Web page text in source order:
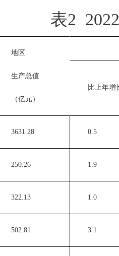
表2 2022
地区
生产总值
（亿元）
比上年增
3631.28 0.5
250.26 1.9
322.13 1.0
502.81 3.1